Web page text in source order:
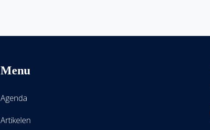
Menu
Agenda
Artikelen